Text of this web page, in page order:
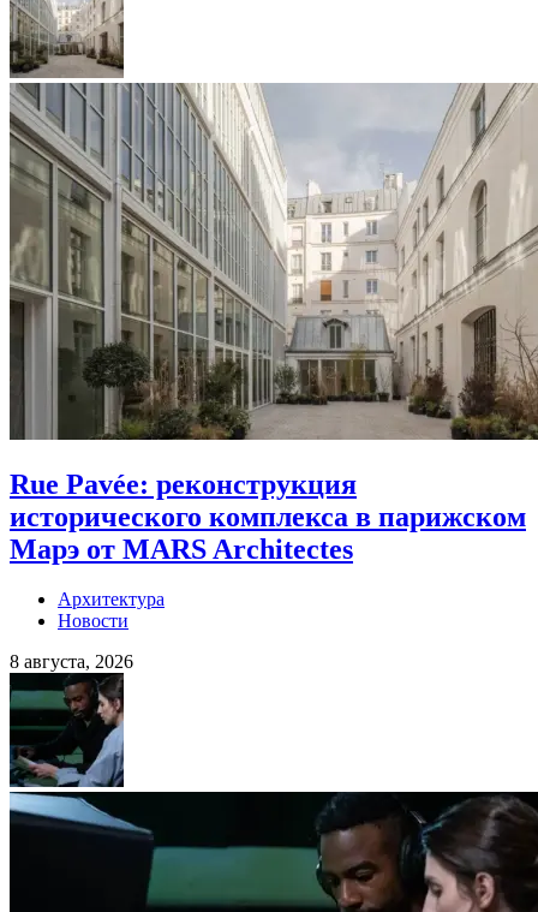
Rue Pavée: реконструкция
исторического комплекса в парижском
Марэ от MARS Architectes
Архитектура
Новости
8 августа, 2026